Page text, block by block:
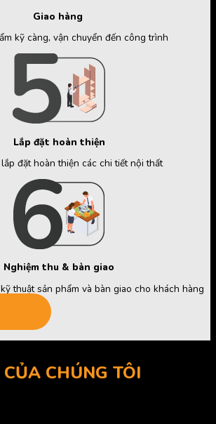
Giao hàng
kỹ càng, vận chuyển đến công trình
Lắp đặt hoàn thiện
đặt hoàn thiện các chi tiết nội thất
Nghiệm thu & bàn giao
thuật sản phẩm và bàn giao cho khách hàng
CHÚNG TÔI